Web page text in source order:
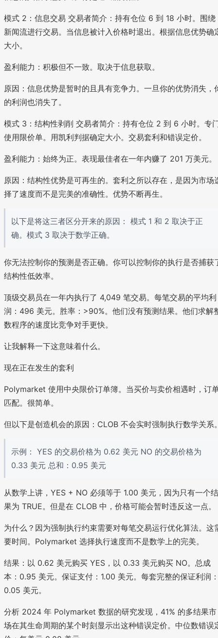
模式 2：信息交易 交易者简介：持有仓位 6 到 18 小时。围绕
新闻流进行交易。当信息被计入价格时退出。根据信息优势确
大小。
盈利能力：积极但不一致。取决于信息获取。
原因：信息优势是暂时的且具有竞争力。一旦你的优势消失，
的利润也消失了。
模式 3：结构性剥削 交易者简介：持有仓位 2 到 6 小时。专
使用限价单。用凯利判据确定大小。交易套利和错误定价。
盈利能力：始终为正。表现最佳者在一年内赚了 201 万美元。
原因：结构性优势是可再生的。套利之所以存在，是因为市场
择了速度而不是完美的准确性。优势不断再生。
以下是将这三者区分开来的原因： 模式 1 和 2 取决于正
确。模式 3 取决于数学正确。
你无法控制你的预测是否正确。你可以控制你的执行是否捕获
结构性低效率。
顶级交易员在一年内执行了 4,049 笔交易。每笔交易的平均利
润：496 美元。胜率：>90%。他们没有预测结果。他们求解
数程序的速度比竞争对手更快。
让我解释一下这意味着什么。
现在正在发生的套利
Polymarket 使用中央限价订单簿。当买价与卖价相遇时，订
匹配。很简单。
但以下是创造机会的原因：CLOB 不会实时强制执行数学关系
示例： YES 的交易价格为 0.62 美元 NO 的交易价格为
0.33 美元 总和：0.95 美元
从数学上讲，YES + NO 必须等于 1.00 美元，因为只有一个结
果为 TRUE。但是在 CLOB 中，价格可能会暂时违反这一点。
为什么？因为强制执行约束需要对每笔交易运行优化算法。这
要时间。Polymarket 选择执行速度而不是数学上的完美。
结果：以 0.62 美元购买 YES，以 0.33 美元购买 NO。总成
本：0.95 美元。保证支付：1.00 美元。每套完整的保证利润
0.05 美元。
分析 2024 年 Polymarket 数据的研究发现，41% 的多结果市
场在其生命周期的某个时刻显示出这种错误定价。中位数错误